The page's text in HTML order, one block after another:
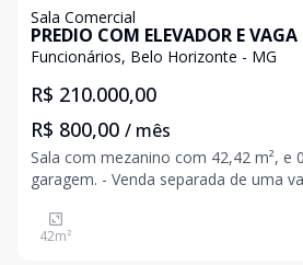
Sala Comercial
PREDIO COM ELEVADOR E VAGA
GARAGEM
Funcionários, Belo Horizonte - MG
R$ 210.000,00
R$ 800,00 / mês
Sala com mezanino com 42,42 m², e
garagem. - Venda separada de uma vaga de garagem
SOFRER ALTERAÇÕES SEM AVISO
42m²